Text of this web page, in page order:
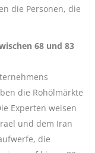
die Personen, die
68 und 83
die Rohölmärkte
Experten weisen
und dem Iran
die